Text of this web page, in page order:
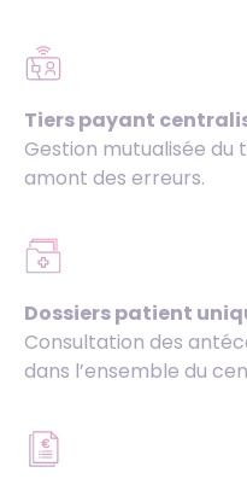
Tiers payant
Gestion mutualisée
amont des erreurs.
Dossiers patient
Consultation des
dans l’ensemble du